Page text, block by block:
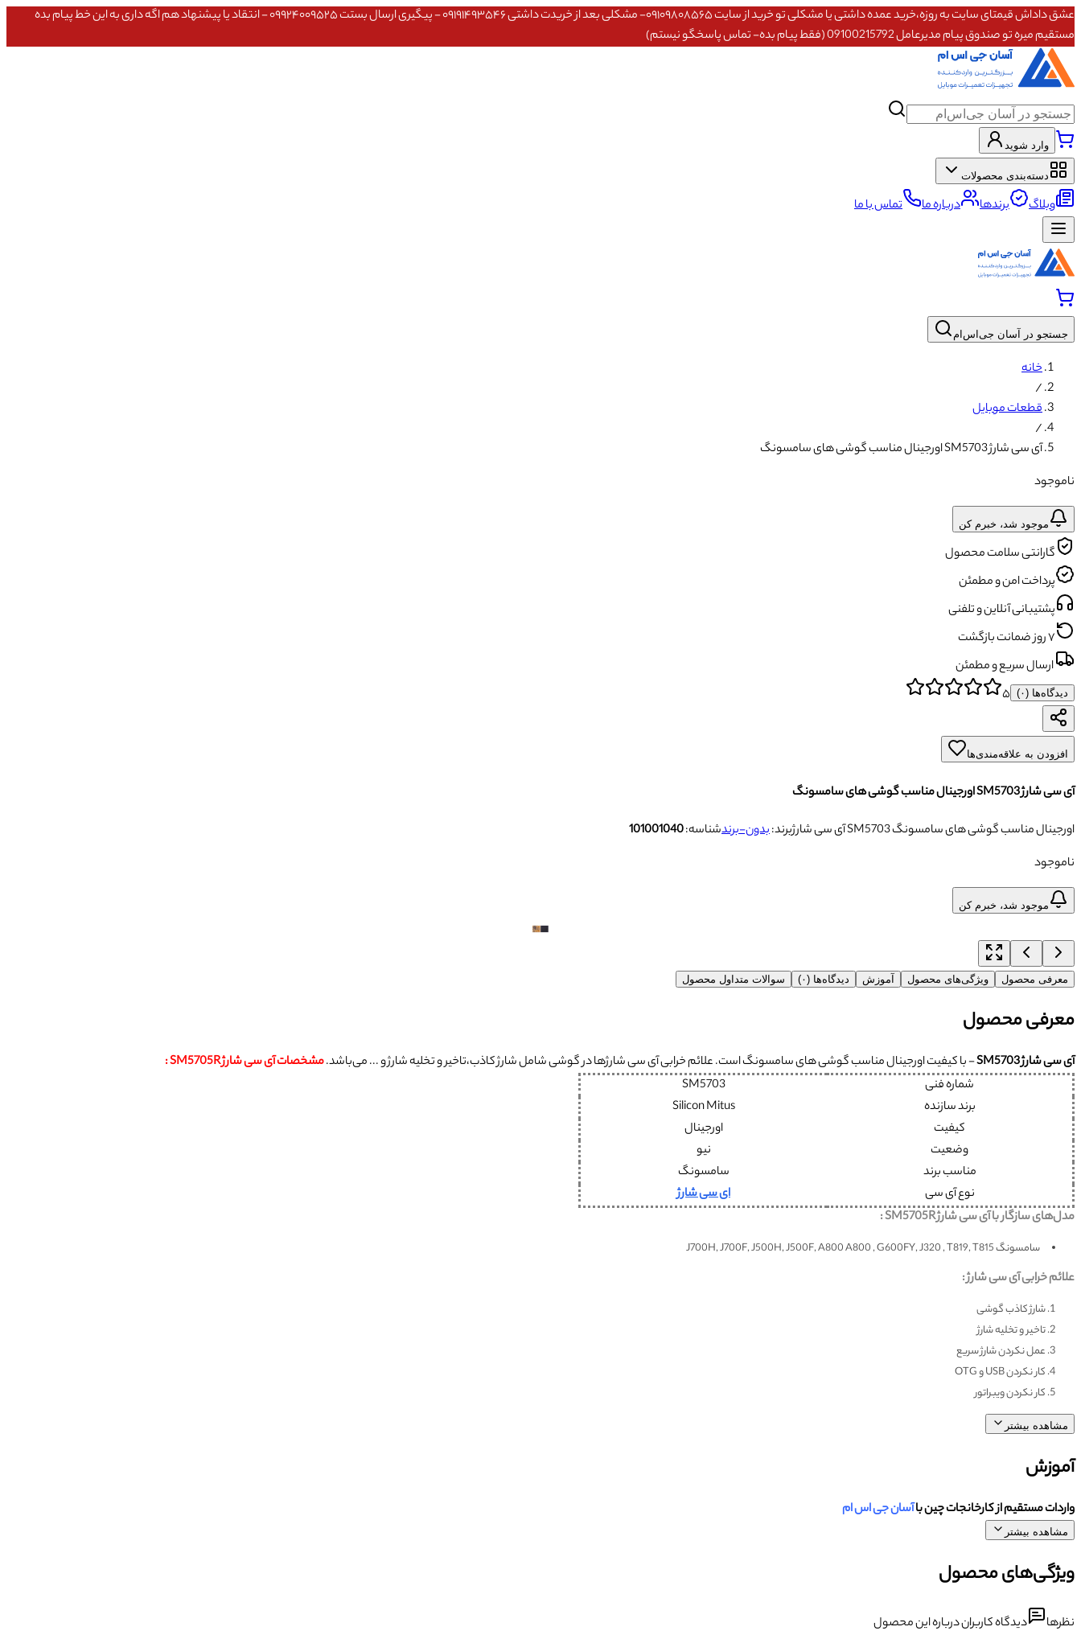
عشق داداش قیمتای سایت به روزه،خرید عمده داشتی یا مشکلی تو خرید از سایت ۰۹۱۰۹۸۰۸۵۶۵- مشکلی بعد از خریدت داشتی ۰۹۱۹۱۴۹۳۵۴۶ - پیگیری ارسال بستت ۰۹۹۲۴۰۰۹۵۲۵ - انتقاد یا پیشنهاد هم اگه داری به این خط پیام بده
مستقیم میره تو صندوق پیام مدیرعامل 09100215792 (فقط پیام بده- تماس پاسخگو نیستم)
وارد شوید
دسته‌بندی محصولات
وبلاگ برندها درباره ما تماس با ما
جستجو در آسان جی‌اس‌ام
خانه
/
قطعات موبایل
/
آی سی شارژ SM5703 اورجینال مناسب گوشی های سامسونگ
ناموجود
موجود شد، خبرم کن
گارانتی سلامت محصول
پرداخت امن و مطمئن
پشتیبانی آنلاین و تلفنی
۷ روز ضمانت بازگشت
ارسال سریع و مطمئن
دیدگاه‌ها (۰) ۵
افزودن به علاقه‌مندی‌ها
آی سی شارژ SM5703 اورجینال مناسب گوشی های سامسونگ
آی سی شارژ SM5703 اورجینال مناسب گوشی های سامسونگ
برند:بدون-برندشناسه:101001040
ناموجود
موجود شد، خبرم کن
معرفی محصول ویژگی‌های محصول آموزش دیدگاه‌ها (۰) سوالات متداول محصول
معرفی محصول
آی سی شارژ SM5703 - با کیفیت اورجینال مناسب گوشی های سامسونگ است. علائم خرابی آی سی شارژها در گوشی شامل شارژ کاذب،تاخیر و تخلیه شارژ و ... می‌باشد.مشخصات آی سی شارژ SM5705R :
شماره فنی
SM5703
برند سازنده
Silicon Mitus
کیفیت
اورجینال
وضعیت
نیو
مناسب برند
سامسونگ
نوع آی سی
ای سی شارژ
مدل‌های سازگار با آی سی شارژ SM5705R :
سامسونگ J700H, J700F, J500H, J500F, A800 A800 , G600FY, J320 , T819, T815
علائم خرابی آی سی شارژ :
شارژ کاذب گوشی
تاخیر و تخلیه شارژ
عمل نکردن شارژ سریع
کار نکردن USB و OTG
کار نکردن ویبراتور
مشاهده بیشتر
آموزش
واردات مستقیم از کارخانجات چین باآسان جی اس ام
مشاهده بیشتر
ویژگی‌های محصول
نظرها دیدگاه کاربران درباره این محصول